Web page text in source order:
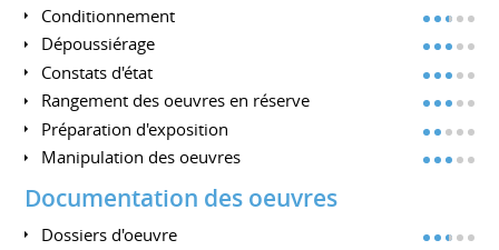
Conditionnement
Dépoussiérage
Constats d'état
Rangement des oeuvres en réserve
Préparation d'exposition
Manipulation des oeuvres
Documentation des oeuvres
Dossiers d'oeuvre